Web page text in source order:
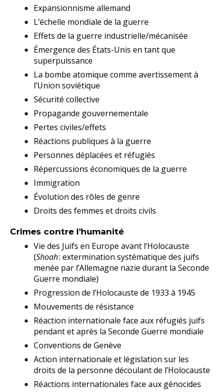
Expansionnisme allemand
L’échelle mondiale de la guerre
Effets de la guerre industrielle/mécanisée
Émergence des États-Unis en tant que
superpuissance
La bombe atomique comme avertissement à
l’Union soviétique
Sécurité collective
Propagande gouvernementale
Pertes civiles/effets
Réactions publiques à la guerre
Personnes déplacées et réfugiés
Répercussions économiques de la guerre
Immigration
Évolution des rôles de genre
Droits des femmes et droits civils
Crimes contre l’humanité
Vie des Juifs en Europe avant l’Holocauste
(Shoah: extermination systématique des juifs
menée par l’Allemagne nazie durant la Seconde
Guerre mondiale)
Progression de l’Holocauste de 1933 à 1945
Mouvements de résistance
Réaction internationale face aux réfugiés juifs
pendant et après la Seconde Guerre mondiale
Conventions de Genève
Action internationale et législation sur les
droits de la personne découlant de l’Holocauste
Réactions internationales face aux génocides